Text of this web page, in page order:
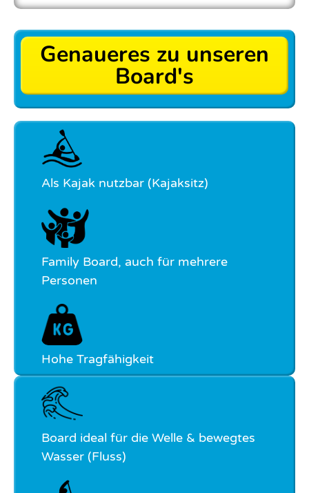
Genaueres zu unseren
Board's
Als Kajak nutzbar (Kajaksitz)
Family Board, auch für mehrere
Personen
Hohe Tragfähigkeit
Board ideal für die Welle & bewegtes
Wasser (Fluss)